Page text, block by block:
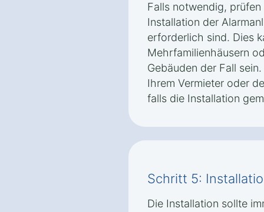
Falls notwendig,
Installation der
erforderlich sind. Dies
Mehrfamilienhäusern
Gebäuden der Fall
Ihrem Vermieter oder
falls die Installation
Schritt 5:
Die Installation sollte